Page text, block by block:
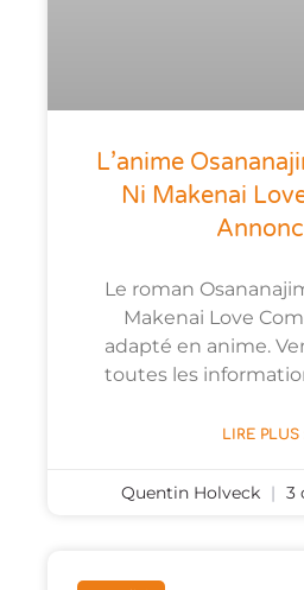
L’anime
Ni Makenai
Le roman
Makenai Love
adapté en anime.
toutes les
LIRE PLUS
Quentin Holveck 3